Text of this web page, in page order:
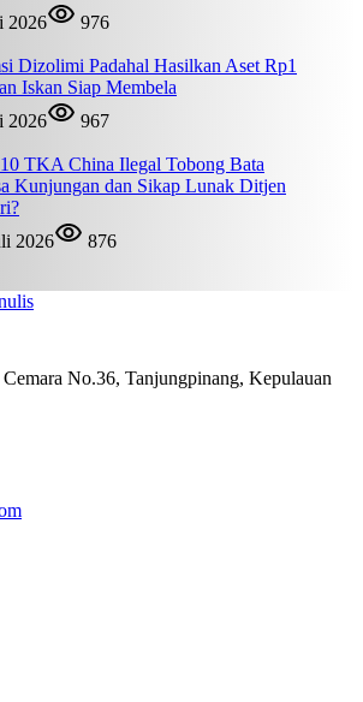
2026
976
Dizolimi Padahal Hasilkan Aset Rp1
Iskan Siap Membela
2026
967
TKA China Ilegal Tobong Bata
Kunjungan dan Sikap Lunak Ditjen
2026
876
No.36, Tanjungpinang, Kepulauan